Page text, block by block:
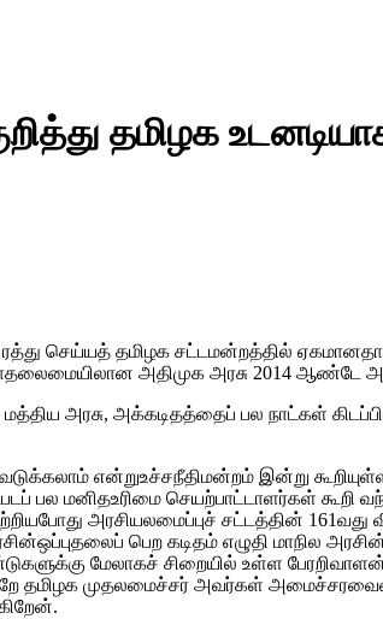
தமிழக
செய்யத் தமிழக சட்டமன்றத்தில்
அதிமுக அரசு 2014 ஆண்டே
அரசு, அக்கடிதத்தைப் பல நாட்கள் கிடப்பில்
என்றுஉச்சநீதிமன்றம் இன்று
பல மனிதஉரிமை செயற்பாட்டாளர்கள் கூறி
அரசியலமைப்புச் சட்டத்தின் 161வது
பெற கடிதம் எழுதி மாநில
மேலாகச் சிறையில் உள்ள
தமிழக முதலமைச்சர் அவர்கள்